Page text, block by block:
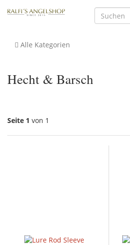
Alle Kategorien
Hecht & Barsch
Seite 1 von 1